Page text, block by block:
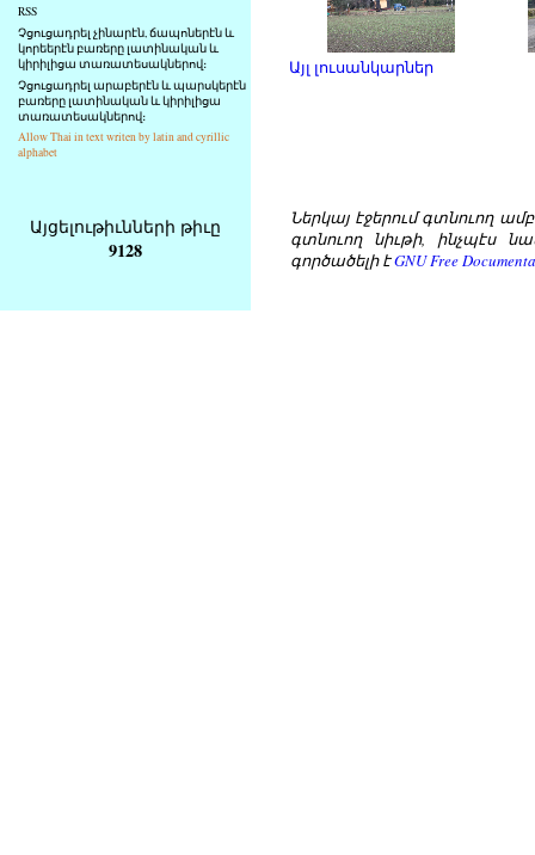
RSS
Չցուցադրել չինարէն, ճապոներէն և
կորեերէն բառերը լատինական և
կիրիլիցա տառատեսակներով։
Չցուցադրել արաբերէն և պարսկերէն
բառերը լատինական և կիրիլիցա
տառատեսակներով։
Allow Thai in text writen by latin and cyrillic
alphabet
Այլ լուսանկարներ
Այցելութիւնների թիւը
9128
Ներկայ էջերում գտնուող
գտնուող նիւթի, ինչպէս
գործածելի էGNU Free